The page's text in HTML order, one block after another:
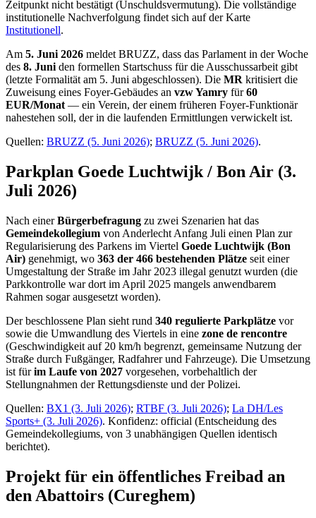
Zeitpunkt nicht bestätigt (Unschuldsvermutung). Die vollständige
institutionelle Nachverfolgung findet sich auf der Karte
Institutionell.
Am 5. Juni 2026 meldet BRUZZ, dass das Parlament in der Woche
des 8. Juni den formellen Startschuss für die Ausschussarbeit gibt
(letzte Formalität am 5. Juni abgeschlossen). Die MR kritisiert die
Zuweisung eines Foyer-Gebäudes an vzw Yamry für60
EUR/Monat — ein Verein, der einem früheren Foyer-Funktionär
nahestehen soll, der in die laufenden Ermittlungen verwickelt ist.
Quellen: BRUZZ (5. Juni 2026); BRUZZ (5. Juni 2026).
Parkplan Goede Luchtwijk / Bon Air (3.
Juli 2026)
Nach einerBürgerbefragung zu zwei Szenarien hat das
Gemeindekollegium von Anderlecht Anfang Juli einen Plan zur
Regularisierung des Parkens im Viertel Goede Luchtwijk (Bon
Air) genehmigt, wo 363 der 466 bestehenden Plätze seit einer
Umgestaltung der Straße im Jahr 2023 illegal genutzt wurden (die
Parkkontrolle war dort im April 2025 mangels anwendbarem
Rahmen sogar ausgesetzt worden).
Der beschlossene Plan sieht rund 340 regulierte Parkplätze vor
sowie die Umwandlung des Viertels in eine zone de rencontre
(Geschwindigkeit auf 20 km/h begrenzt, gemeinsame Nutzung der
Straße durch Fußgänger, Radfahrer und Fahrzeuge). Die Umsetzung
ist fürim Laufe von 2027 vorgesehen, vorbehaltlich der
Stellungnahmen der Rettungsdienste und der Polizei.
Quellen: BX1 (3. Juli 2026); RTBF (3. Juli 2026); La DH/Les
Sports+ (3. Juli 2026). Konfidenz: official (Entscheidung des
Gemeindekollegiums, von 3 unabhängigen Quellen identisch
berichtet).
Projekt für ein öffentliches Freibad an
den Abattoirs (Cureghem)